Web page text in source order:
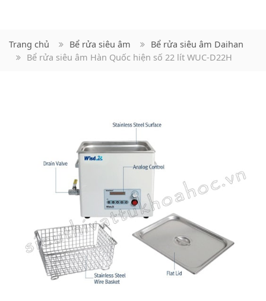
Trang chủ Bể rửa siêu âm
Bể rửa siêu âm Daihan
Bể rửa siêu âm Hàn Quốc hiện số 22 lít WUC-D22H